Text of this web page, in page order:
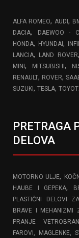
ALFA ROMEO, AUDI,
DACIA, DAEWOO -
HONDA, HYUNDAI,
LANCIA, LAND ROVER,
MINI, MITSUBISHI,
RENAULT, ROVER,
SUZUKI, TESLA,
PRETRAGA
DELOVA
MOTORNO ULJE,
HAUBE I GEPEKA,
PLASTIČNI DELOVI
BRAVE I MEHANIZMI
PRANJE
FAROVI, MAGLENKE,